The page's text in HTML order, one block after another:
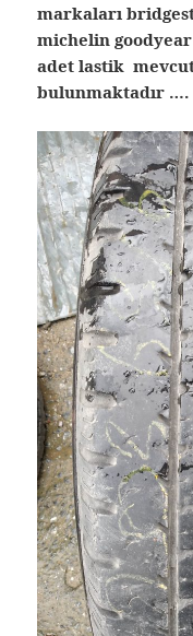
markaları
michelin
adet lastik
bulunmaktadır ….